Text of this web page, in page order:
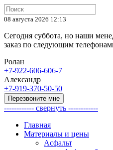
08 августа 2026 12:13
Сегодня суббота, но наши
заказ по следующим
Ролан
+7-922-606-606-7
Александр
+7-919-370-50-50
Перезвоните мне
------------ свернуть ------------
Главная
Материалы и цены
Асфальт